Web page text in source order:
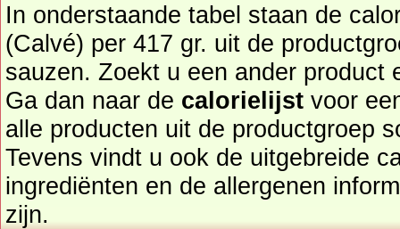
In onderstaande tabel staan de
(Calvé) per 417 gr. uit de
sauzen. Zoekt u een ander product en de calorieën daarvan?
Ga dan naar de calorielijst voor een
alle producten uit de productgroep
Tevens vindt u ook de uitgebreide
ingrediënten en de allergenen
zijn.